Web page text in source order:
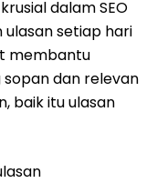
dalam SEO
ulasan setiap hari
membantu
dan relevan
baik itu ulasan